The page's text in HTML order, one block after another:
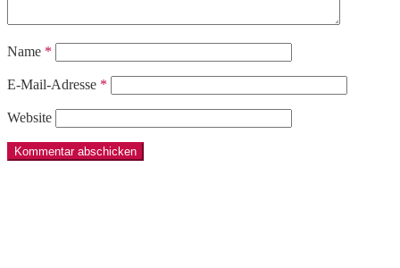
Name *
E-Mail-Adresse *
Website